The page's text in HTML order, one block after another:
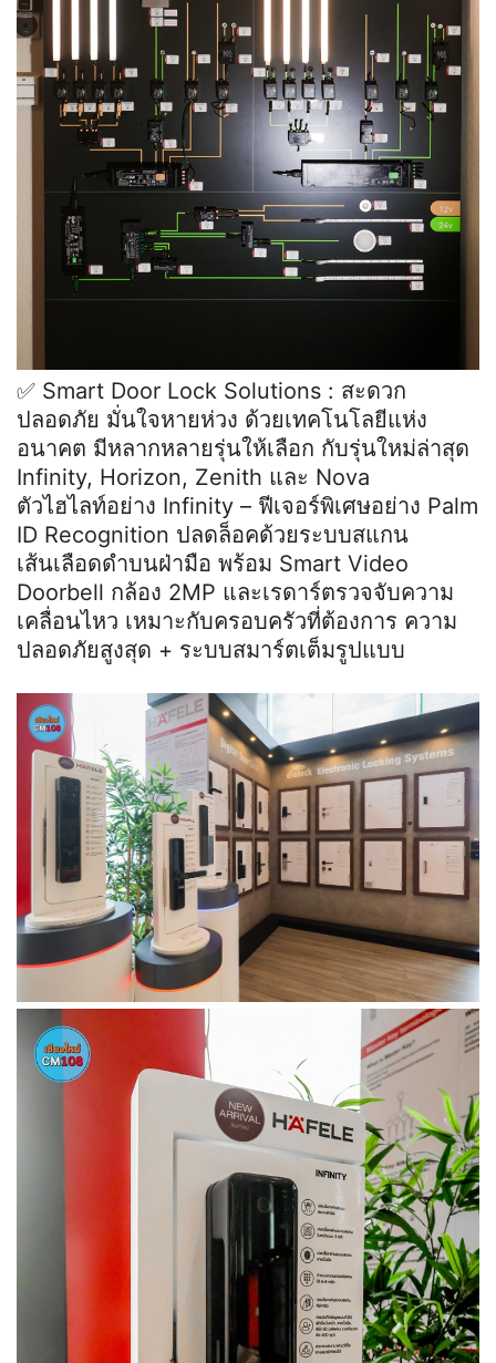
✅ Smart Door Lock Solutions : สะดวก
ปลอดภัย มั่นใจหายห่วง ด้วยเทคโนโลยีแห่ง
อนาคต มีหลากหลายรุ่นให้เลือก กับรุ่นใหม่ล่าสุด
Infinity, Horizon, Zenith และ Nova
ตัวไฮไลท์อย่าง Infinity – ฟีเจอร์พิเศษอย่าง Palm
ID Recognition ปลดล็อคด้วยระบบสแกน
เส้นเลือดดำบนฝ่ามือ พร้อม Smart Video
Doorbell กล้อง 2MP และเรดาร์ตรวจจับความ
เคลื่อนไหว เหมาะกับครอบครัวที่ต้องการ ความ
ปลอดภัยสูงสุด + ระบบสมาร์ตเต็มรูปแบบ